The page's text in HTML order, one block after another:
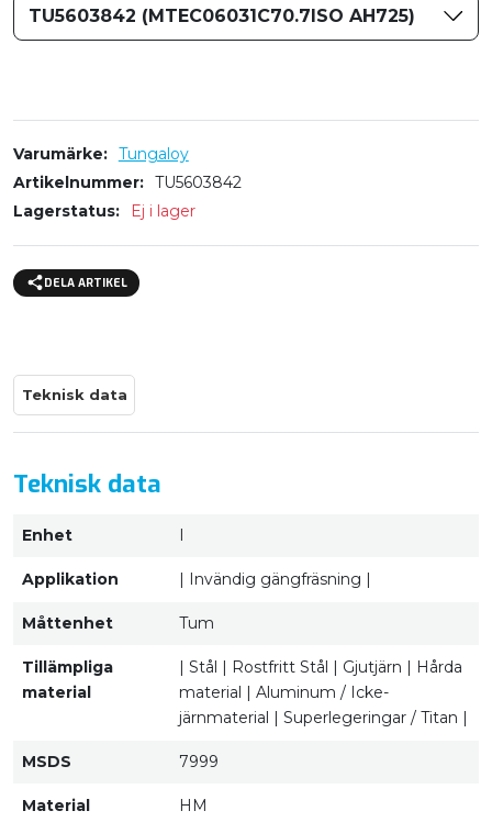
TU5603842 (MTEC06031C70.7ISO AH725)
Varumärke
Tungaloy
Artikelnummer
TU5603842
Lagerstatus
Ej i lager
DELA ARTIKEL
Teknisk data
Teknisk data
Enhet
Applikation | Invändig gängfräsning |
Måttenhet Tum
Tillämpliga
material
| Stål | Rostfritt Stål | Gjutjärn | Hårda
material | Aluminum / Icke-
järnmaterial | Superlegeringar / Titan |
MSDS 7999
Material HM